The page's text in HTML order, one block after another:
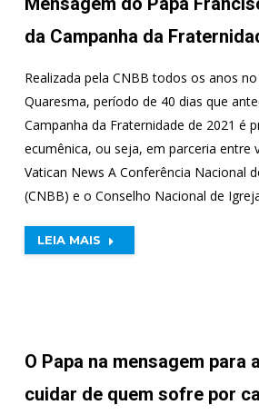
da Campanha da
Realizada pela CNBB todos os anos
Quaresma, período de 40 dias que
Campanha da Fraternidade de 2021 é
ecumênica, ou seja, em parceria entre
Vatican News A Conferência Nacional
(CNBB) e o Conselho Nacional de
LEIA MAIS
O Papa na mensagem para
cuidar de quem sofre por